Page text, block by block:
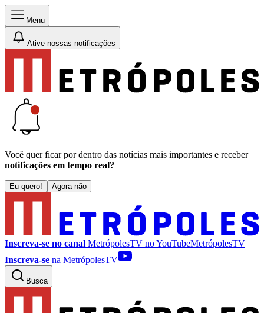
Menu
Ative nossas notificações
Você quer ficar por dentro das notícias mais importantes e receber
notificações em tempo real?
Eu quero! Agora não
Inscreva-se no canal MetrópolesTV noYouTubeMetrópolesTV
Inscreva-se na MetrópolesTV
Busca